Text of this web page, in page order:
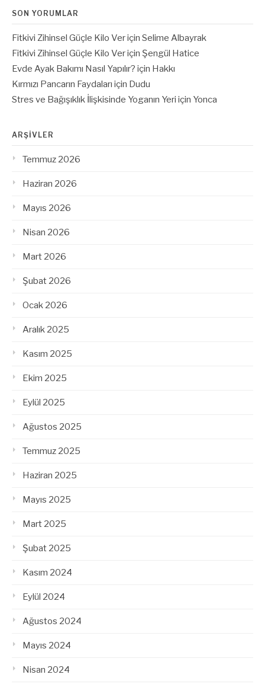
SON YORUMLAR
Fitkivi Zihinsel Güçle Kilo Veriçin Selime Albayrak
Fitkivi Zihinsel Güçle Kilo Veriçin Şengül Hatice
Evde Ayak Bakımı Nasıl Yapılır? için Hakkı
Kırmızı Pancarın Faydaları için Dudu
Stres ve Bağışıklık İlişkisinde Yoganın Yeri için Yonca
ARŞIVLER
Temmuz 2026
Haziran 2026
Mayıs 2026
Nisan 2026
Mart 2026
Şubat 2026
Ocak 2026
Aralık 2025
Kasım 2025
Ekim 2025
Eylül 2025
Ağustos 2025
Temmuz 2025
Haziran 2025
Mayıs 2025
Mart 2025
Şubat 2025
Kasım 2024
Eylül 2024
Ağustos 2024
Mayıs 2024
Nisan 2024